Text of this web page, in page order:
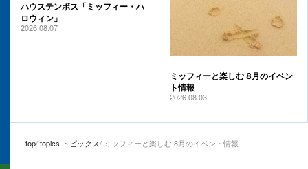
ハウステンボス「ミッフィー・ハ
ロウィン」
2026.08.07
ミッフィーと楽しむ 8月のイベン
ト情報
2026.08.03
top topics トピックス ミッフィーと楽しむ 8月のイベント情報